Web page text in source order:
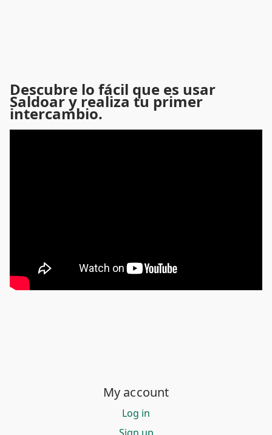
Descubre lo fácil que es usar
Saldoar y realiza tu primer
intercambio.
My account
Log in